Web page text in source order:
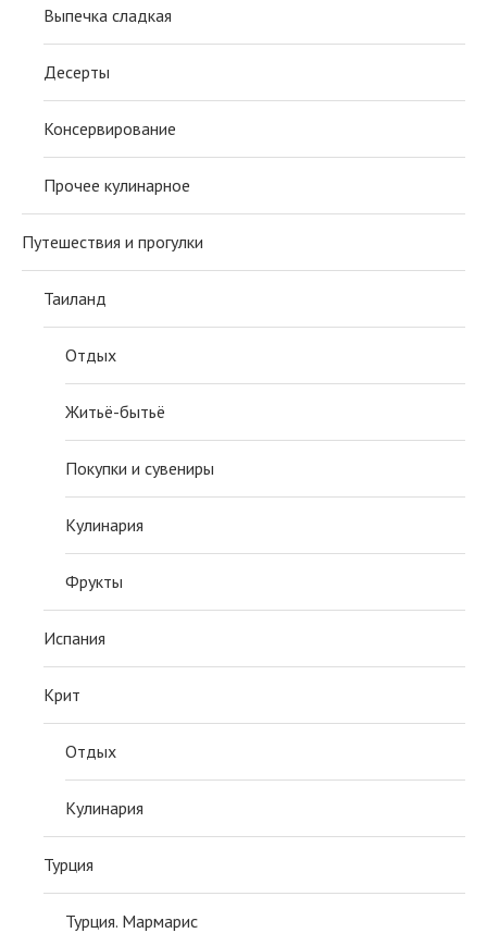
Выпечка сладкая
Десерты
Консервирование
Прочее кулинарное
Путешествия и прогулки
Таиланд
Отдых
Житьё-бытьё
Покупки и сувениры
Кулинария
Фрукты
Испания
Крит
Отдых
Кулинария
Турция
Турция. Мармарис